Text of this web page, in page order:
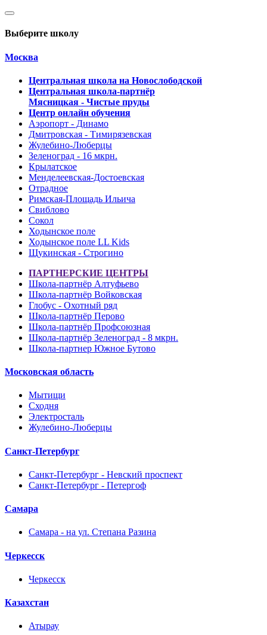
Выберите школу
Москва
Центральная школа на Новослободской
Центральная школа-партнёр
Мясницкая - Чистые пруды
Центр онлайн обучения
Аэропорт - Динамо
Дмитровская - Тимирязевская
Жулебино-Люберцы
Зеленоград - 16 мкрн.
Крылатское
Менделеевская-Достоевская
Отрадное
Римская-Площадь Ильича
Свиблово
Сокол
Ходынское поле
Ходынское поле LL Kids
Щукинская - Строгино
ПАРТНЕРСКИЕ ЦЕНТРЫ
Школа-партнёр Алтуфьево
Школа-партнёр Войковская
Глобус - Охотный ряд
Школа-партнёр Перово
Школа-партнёр Профсоюзная
Школа-партнёр Зеленоград - 8 мкрн.
Школа-партнер Южное Бутово
Московская область
Мытищи
Сходня
Электросталь
Жулебино-Люберцы
Санкт-Петербург
Санкт-Петербург - Невский проспект
Санкт-Петербург - Петергоф
Самара
Самара - на ул. Степана Разина
Черкесск
Черкесск
Казахстан
Атырау